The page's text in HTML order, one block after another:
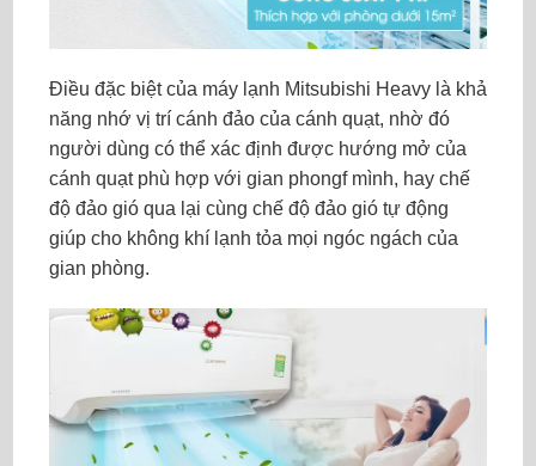
Điều đặc biệt của máy lạnh Mitsubishi Heavy là khả
năng nhớ vị trí cánh đảo của cánh quạt, nhờ đó
người dùng có thể xác định được hướng mở của
cánh quạt phù hợp với gian phongf mình, hay chế
độ đảo gió qua lại cùng chế độ đảo gió tự động
giúp cho không khí lạnh tỏa mọi ngóc ngách của
gian phòng.